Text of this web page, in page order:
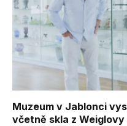
Muzeum v Jablonci
včetně skla z